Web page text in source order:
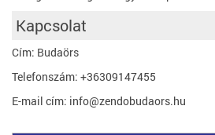
Kapcsolat
Cím: Budaörs
Telefonszám: +36309147455
E-mail cím: info@zendobudaors.hu